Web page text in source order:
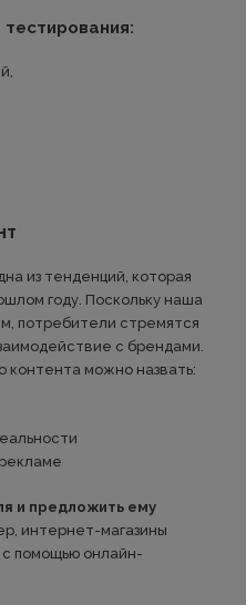
из тенденций, которая
году. Поскольку наша
потребители стремятся
с брендами.
контента можно назвать:
и предложить ему
интернет-магазины
с помощью онлайн-